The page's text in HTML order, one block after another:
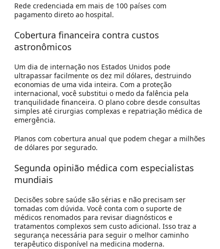
Rede credenciada em mais de 100 países com
pagamento direto ao hospital.
Cobertura financeira contra custos
astronômicos
Um dia de internação nos Estados Unidos pode
ultrapassar facilmente os dez mil dólares, destruindo
economias de uma vida inteira. Com a proteção
internacional, você substitui o medo da falência pela
tranquilidade financeira. O plano cobre desde consultas
simples até cirurgias complexas e repatriação médica de
emergência.
Planos com cobertura anual que podem chegar a milhões
de dólares por segurado.
Segunda opinião médica com especialistas
mundiais
Decisões sobre saúde são sérias e não precisam ser
tomadas com dúvida. Você conta com o suporte de
médicos renomados para revisar diagnósticos e
tratamentos complexos sem custo adicional. Isso traz a
segurança necessária para seguir o melhor caminho
terapêutico disponível na medicina moderna.